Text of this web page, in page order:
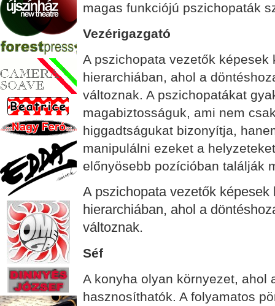
magas funkciójú pszichopaták
Vezérigazgató
A pszichopata vezetők
hierarchiában, ahol a
változnak. A pszichopatákat
magabiztosságuk, ami nem
higgadtságukat bizonyítja,
manipulálni ezeket a
előnyösebb pozícióban találják
A pszichopata vezetők
hierarchiában, ahol a
változnak.
Séf
A konyha olyan környezet, ahol
hasznosíthatók. A folyamatos